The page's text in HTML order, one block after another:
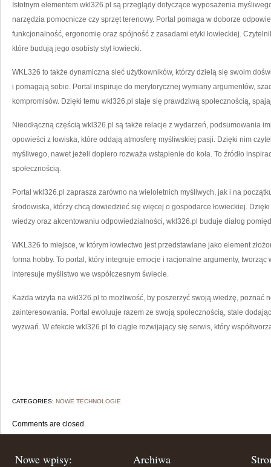
Istotnym elementem wkl326.pl są przeglądy dotyczące wyposażenia
narzędzia pomocnicze czy sprzęt terenowy. Portal pomaga w doborze
funkcjonalność, ergonomię oraz spójność z zasadami etyki łowieckiej.
które budują jego osobisty styl łowiecki.
WKL326 to także dynamiczna sieć użytkowników, którzy dzielą się swoim
i pomagają sobie. Portal inspiruje do merytorycznej wymiany argumentów,
kompromisów. Dzięki temu wkl326.pl staje się prawdziwą społecznością,
Nieodłączną częścią wkl326.pl są także relacje z wydarzeń, podsumowania
opowieści z łowiska, które oddają atmosferę myśliwskiej pasji. Dzięki nim
myśliwego, nawet jeżeli dopiero rozważa wstąpienie do koła. To źródło
społecznością.
Portal wkl326.pl zaprasza zarówno na wieloletnich myśliwych, jak i na
środowiska, którzy chcą dowiedzieć się więcej o gospodarce łowieckiej.
wiedzy oraz akcentowaniu odpowiedzialności, wkl326.pl buduje dialog
WKL326 to miejsce, w którym łowiectwo jest przedstawiane jako element
forma hobby. To portal, który integruje emocje i racjonalne argumenty,
interesuje myślistwo we współczesnym świecie.
Każda wizyta na wkl326.pl to możliwość, by poszerzyć swoją wiedzę, poznać
zainteresowania. Portal ewoluuje razem ze swoją społecznością, stale
wyzwań. W efekcie wkl326.pl to ciągle rozwijający się serwis, który
CATEGORIES: NOWE TECHNOLOGIE
Comments are closed.
Nowe wpisy: Archiwa